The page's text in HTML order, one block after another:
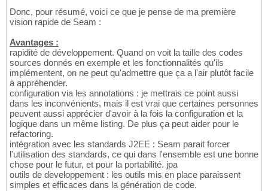
Donc, pour résumé, voici ce que je pense de ma première
vision rapide de Seam :
Avantages :
rapidité de développement. Quand on voit la taille des codes
sources donnés en exemple et les fonctionnalités qu'ils
implémentent, on ne peut qu'admettre que ça a l'air plutôt facile
à appréhender.
configuration via les annotations : je mettrais ce point aussi
dans les inconvénients, mais il est vrai que certaines personnes
peuvent aussi apprécier d'avoir à la fois la configuration et la
logique dans un même listing. De plus ça peut aider pour le
refactoring.
intégration avec les standards J2EE : Seam parait forcer
l'utilisation des standards, ce qui dans l'ensemble est une bonne
chose pour le futur, et pour la portabilité. jpa
outils de developpement : les outils mis en place paraissent
simples et efficaces dans la génération de code.